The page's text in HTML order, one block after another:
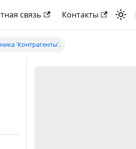
связь Контакты
'Контрагенты'.